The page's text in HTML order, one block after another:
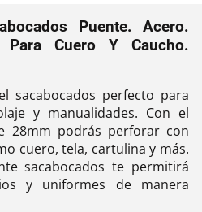
Puente. Acero.
Cuero Y Caucho.
sacabocados perfecto para
y manualidades. Con el
28mm podrás perforar con
cuero, tela, cartulina y más.
sacabocados te permitirá
y uniformes de manera